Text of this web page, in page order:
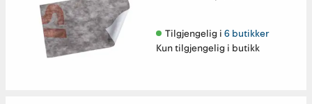
Tilgjengelig i 6 butikker
Kun tilgjengelig i butikk